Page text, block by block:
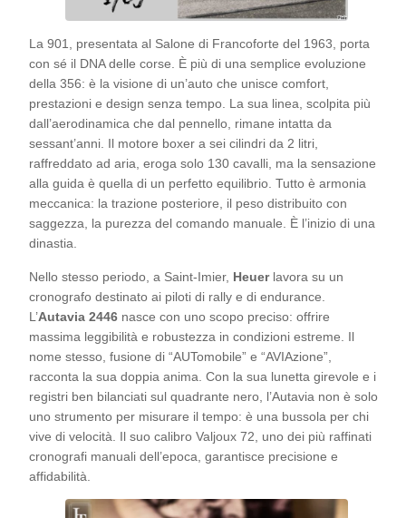
La 901, presentata al Salone di Francoforte del 1963, porta
con sé il DNA delle corse. È più di una semplice evoluzione
della 356: è la visione di un’auto che unisce comfort,
prestazioni e design senza tempo. La sua linea, scolpita più
dall’aerodinamica che dal pennello, rimane intatta da
sessant’anni. Il motore boxer a sei cilindri da 2 litri,
raffreddato ad aria, eroga solo 130 cavalli, ma la sensazione
alla guida è quella di un perfetto equilibrio. Tutto è armonia
meccanica: la trazione posteriore, il peso distribuito con
saggezza, la purezza del comando manuale. È l’inizio di una
dinastia.
Nello stesso periodo, a Saint-Imier, Heuerlavora su un
cronografo destinato ai piloti di rally e di endurance.
L’Autavia 2446 nasce con uno scopo preciso: offrire
massima leggibilità e robustezza in condizioni estreme. Il
nome stesso, fusione di “AUTomobile” e “AVIAzione”,
racconta la sua doppia anima. Con la sua lunetta girevole e i
registri ben bilanciati sul quadrante nero, l’Autavia non è solo
uno strumento per misurare il tempo: è una bussola per chi
vive di velocità. Il suo calibro Valjoux 72, uno dei più raffinati
cronografi manuali dell’epoca, garantisce precisione e
affidabilità.